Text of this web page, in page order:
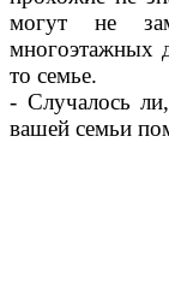
могут не
многоэтажных
то семье.
- Случалось
вашей семьи